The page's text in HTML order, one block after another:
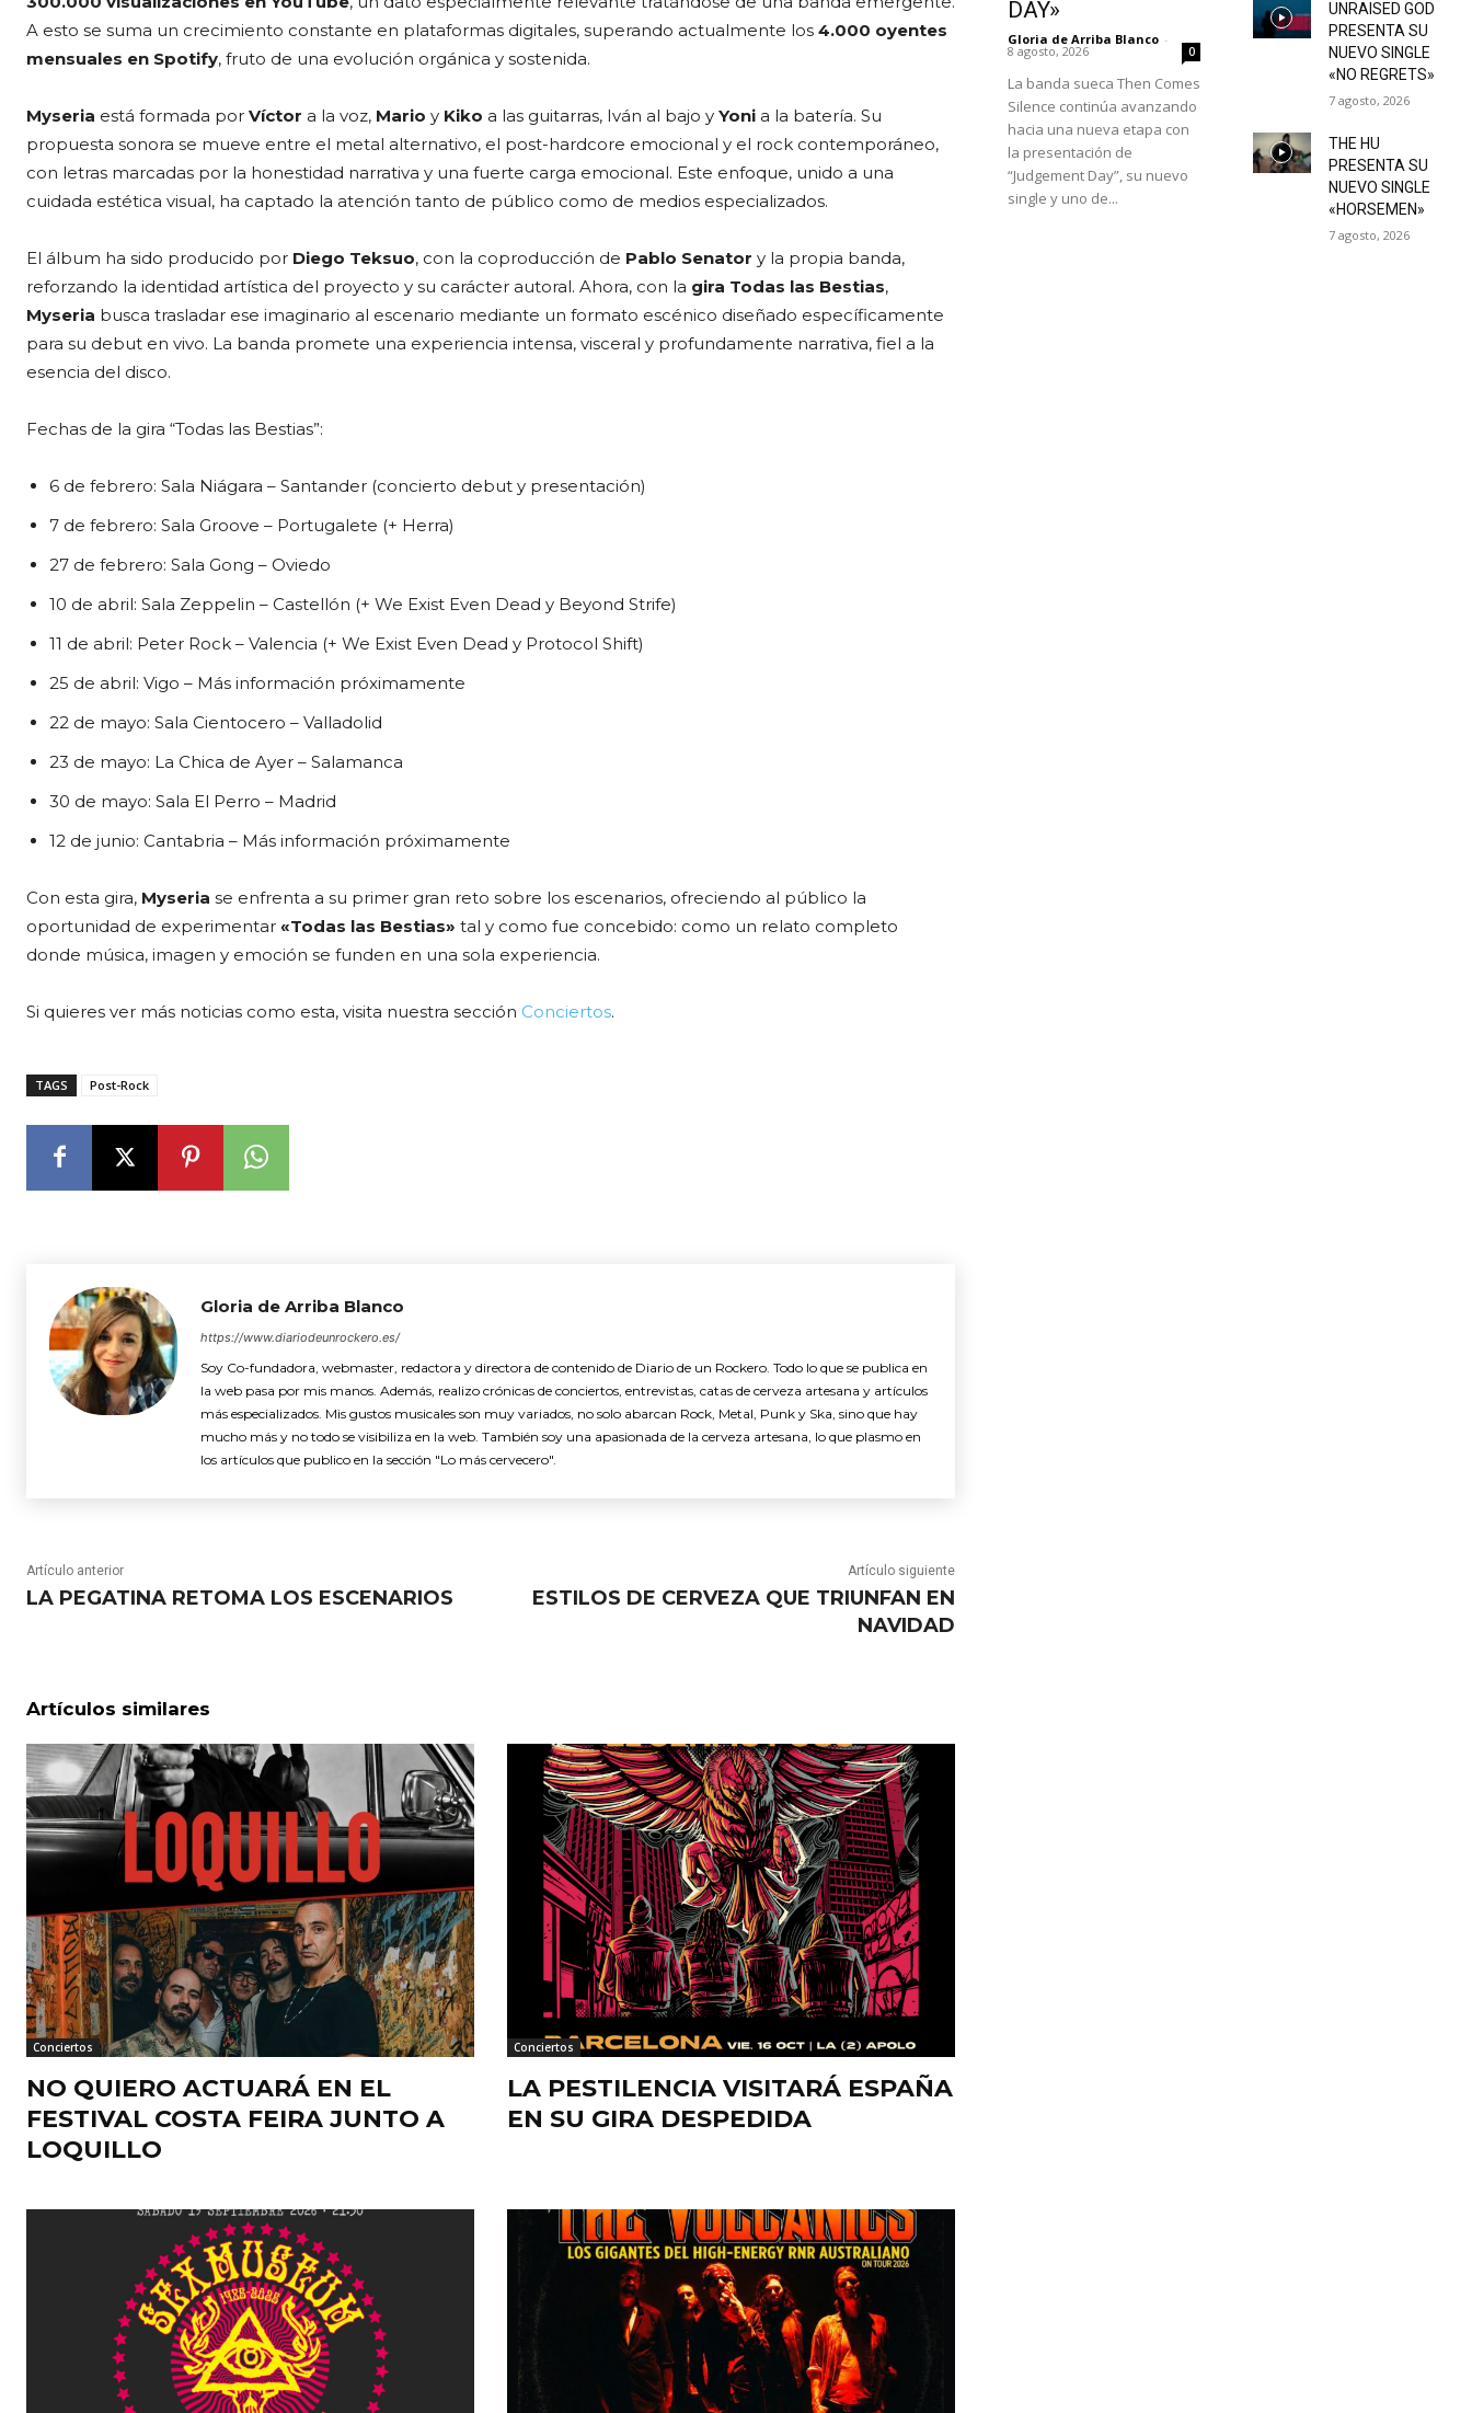
A esto se suma un crecimiento constante en plataformas digitales, superando actualmente los 4.000 oyentes
mensuales en Spotify, fruto de una evolución orgánica y sostenida.
Myseria está formada por Víctor a la voz, Mario y Kiko a las guitarras, Iván al bajo y Yoni a la batería. Su
propuesta sonora se mueve entre el metal alternativo, el post-hardcore emocional y el rock contemporáneo,
con letras marcadas por la honestidad narrativa y una fuerte carga emocional. Este enfoque, unido a una
cuidada estética visual, ha captado la atención tanto de público como de medios especializados.
El álbum ha sido producido por Diego Teksuo, con la coproducción de Pablo Senator y la propia banda,
reforzando la identidad artística del proyecto y su carácter autoral. Ahora, con la gira Todas las Bestias,
Myseria busca trasladar ese imaginario al escenario mediante un formato escénico diseñado específicamente
para su debut en vivo. La banda promete una experiencia intensa, visceral y profundamente narrativa, fiel a la
esencia del disco.
Fechas de la gira “Todas las Bestias”:
6 de febrero: Sala Niágara – Santander (concierto debut y presentación)
7 de febrero: Sala Groove – Portugalete (+ Herra)
27 de febrero: Sala Gong – Oviedo
10 de abril: Sala Zeppelin – Castellón (+ We Exist Even Dead y Beyond Strife)
11 de abril: Peter Rock – Valencia (+ We Exist Even Dead y Protocol Shift)
25 de abril: Vigo – Más información próximamente
22 de mayo: Sala Cientocero – Valladolid
23 de mayo: La Chica de Ayer – Salamanca
30 de mayo: Sala El Perro – Madrid
12 de junio: Cantabria – Más información próximamente
Con esta gira, Myseria se enfrenta a su primer gran reto sobre los escenarios, ofreciendo al público la
oportunidad de experimentar «Todas las Bestias» tal y como fue concebido: como un relato completo
donde música, imagen y emoción se funden en una sola experiencia.
Si quieres ver más noticias como esta, visita nuestra sección Conciertos.
TAGS Post-Rock
Gloria de Arriba Blanco
https://www.diariodeunrockero.es/
Soy Co-fundadora, webmaster, redactora y directora de contenido de Diario de un Rockero. Todo lo que se publica en
la web pasa por mis manos. Además, realizo crónicas de conciertos, entrevistas, catas de cerveza artesana y artículos
más especializados. Mis gustos musicales son muy variados, no solo abarcan Rock, Metal, Punk y Ska, sino que hay
mucho más y no todo se visibiliza en la web. También soy una apasionada de la cerveza artesana, lo que plasmo en
los artículos que publico en la sección "Lo más cervecero".
Artículo anterior
LA PEGATINA RETOMA LOS ESCENARIOS
Artículo siguiente
ESTILOS DE CERVEZA QUE TRIUNFAN EN
NAVIDAD
Artículos similares
Conciertos
NO QUIERO ACTUARÁ EN EL
FESTIVAL COSTA FEIRA JUNTO A
LOQUILLO
Conciertos
LA PESTILENCIA VISITARÁ ESPAÑA
EN SU GIRA DESPEDIDA
DAY»
Gloria de Arriba Blanco -
8 agosto, 2026 0
La banda sueca Then Comes
Silence continúa avanzando
hacia una nueva etapa con
la presentación de
“Judgement Day”, su nuevo
single y uno de...
UNRAISED GOD
PRESENTA SU
NUEVO SINGLE
«NO REGRETS»
7 agosto, 2026
THE HU
PRESENTA SU
NUEVO SINGLE
«HORSEMEN»
7 agosto, 2026